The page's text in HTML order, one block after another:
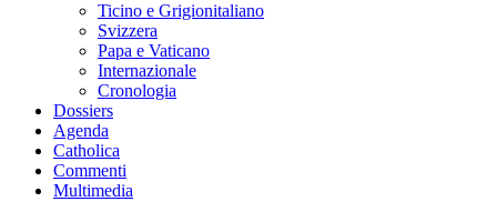
Ticino e Grigionitaliano
Svizzera
Papa e Vaticano
Internazionale
Cronologia
Dossiers
Agenda
Catholica
Commenti
Multimedia